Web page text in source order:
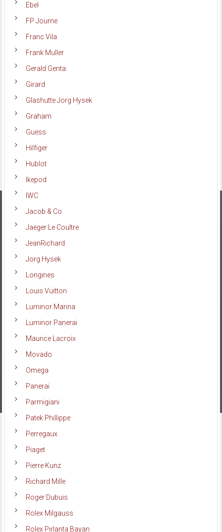
Ebel
FP Journe
Franc Vila
Frank Muller
Gerald Genta
Girard
Glashutte Jorg Hysek
Graham
Guess
Hilfiger
Hublot
Ikepod
IWC
Jacob & Co
Jaeger Le Coultre
JeanRichard
Jorg Hysek
Longines
Louis Vuitton
Luminor Marina
Luminor Panerai
Maurice Lacroix
Movado
Omega
Panerai
Parmigiani
Patek Phillippe
Perregaux
Piaget
Pierre Kunz
Richard Mille
Roger Dubuis
Rolex Milgauss
Rolex Pırlanta Bayan